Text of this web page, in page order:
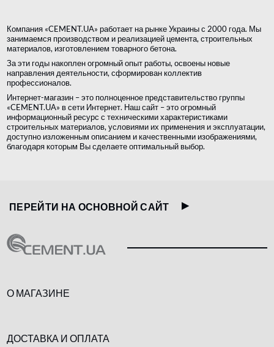
Компания «CEMENT.UA» работает на рынке Украины с 2000 года. Мы
занимаемся производством и реализацией цемента, строительных
материалов, изготовлением товарного бетона.
За эти годы накоплен огромный опыт работы, освоены новые
направления деятельности, сформирован коллектив
профессионалов.
Интернет-магазин – это полноценное представительство группы
«CEMENT.UA» в сети Интернет. Наш сайт – это огромный
информационный ресурс с техническими характеристиками
строительных материалов, условиями их применения и эксплуатации,
доступно изложенным описанием и качественными изображениями,
благодаря которым Вы сделаете оптимальный выбор.
ПЕРЕЙТИ НА ОСНОВНОЙ САЙТ
О МАГАЗИНЕ
ДОСТАВКА И ОПЛАТА